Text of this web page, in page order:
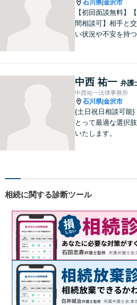
石川県|金沢市
【初回面談無料】
間相談可】相手と
い状況や不安を持つ
す。悩んでいる人
護士に話を聞いても
でトラブル解決のき
つかむことができる
ません。
中西 祐一 弁護
中西祐一法律事務所
石川県|金沢市
{土日祝日相談可能}
とって最適な選択
いたします。
相続に関する診断ツール